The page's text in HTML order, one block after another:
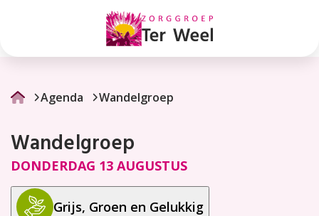
Wandelgroep
Agenda Wandelgroep
Wandelgroep
DONDERDAG 13 AUGUSTUS
Grijs, Groen en Gelukkig